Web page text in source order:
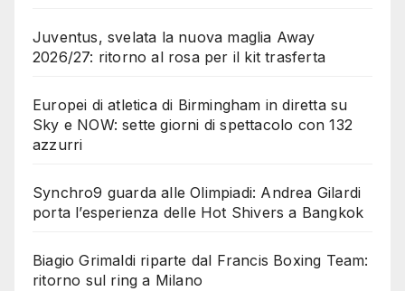
Juventus, svelata la nuova maglia Away
2026/27: ritorno al rosa per il kit trasferta
Europei di atletica di Birmingham in diretta su
Sky e NOW: sette giorni di spettacolo con 132
azzurri
Synchro9 guarda alle Olimpiadi: Andrea Gilardi
porta l’esperienza delle Hot Shivers a Bangkok
Biagio Grimaldi riparte dal Francis Boxing Team:
ritorno sul ring a Milano